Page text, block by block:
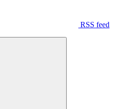
RSS feed